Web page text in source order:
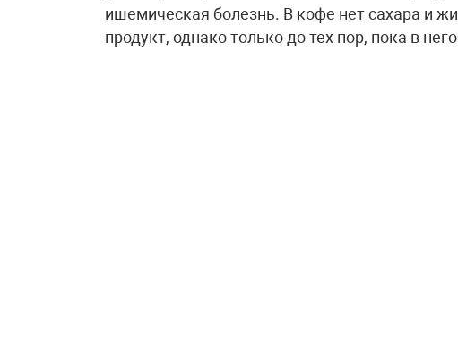
ишемическая болезнь. В кофе нет сахара и
продукт, однако только до тех пор, пока в